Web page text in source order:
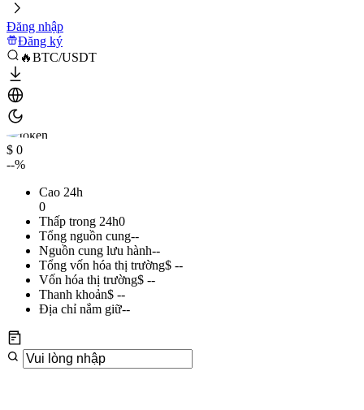
Đăng nhập
Đăng ký
🔥BTC/USDT
$ 0
--%
Cao 24h
0
Thấp trong 24h0
Tổng nguồn cung--
Nguồn cung lưu hành--
Tổng vốn hóa thị trường$ --
Vốn hóa thị trường$ --
Thanh khoản$ --
Địa chỉ nắm giữ--